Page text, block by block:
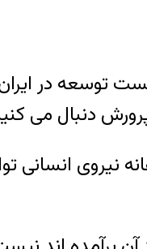
توسعه در
دنبال می‌
نیروی انسانی